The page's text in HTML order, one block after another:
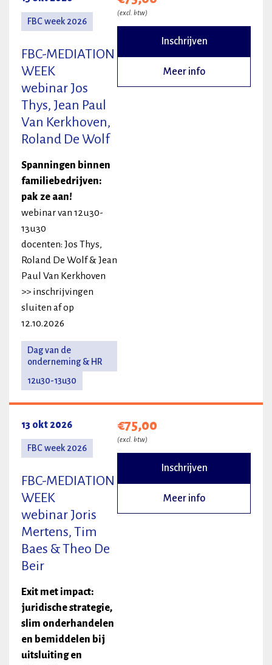
FBC week 2026
FBC-MEDIATION
WEEK
webinar Jos
Thys, Jean Paul
Van Kerkhoven,
Roland De Wolf
Spanningen binnen
familiebedrijven:
pak ze aan!
webinar van 12u30-
13u30
docenten: Jos Thys,
Roland De Wolf & Jean
Paul Van Kerkhoven
>> inschrijvingen
sluiten af op
12.10.2026
Dag van de
onderneming & HR
12u30-13u30
(excl. btw)
Inschrijven
Meer info
13 okt 2026
FBC week 2026
FBC-MEDIATION
WEEK
webinar Joris
Mertens, Tim
Baes & Theo De
Beir
Exit met impact:
juridische strategie,
slim onderhandelen
en bemiddelen bij
uitsluiting en
€75,00
(excl. btw)
Inschrijven
Meer info